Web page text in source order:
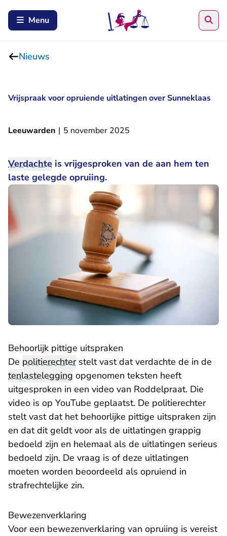
Menu
Nieuws
Vrijspraak voor opruiende uitlatingen over Sunneklaas
Leeuwarden | 5 november 2025
Verdachte is vrijgesproken van de aan hem ten
laste gelegde opruiing.
Behoorlijk pittige uitspraken
De politierechterstelt vast dat verdachte de in de
tenlastelegging opgenomen teksten heeft
uitgesproken in een video van Roddelpraat. Die
video is op YouTube geplaatst. De politierechter
stelt vast dat het behoorlijke pittige uitspraken zijn
en dat dit geldt voor als de uitlatingen grappig
bedoeld zijn en helemaal als de uitlatingen serieus
bedoeld zijn. De vraag is of deze uitlatingen
moeten worden beoordeeld als opruiend in
strafrechtelijke zin.
Bewezenverklaring
Voor een bewezenverklaring van opruiing is vereist